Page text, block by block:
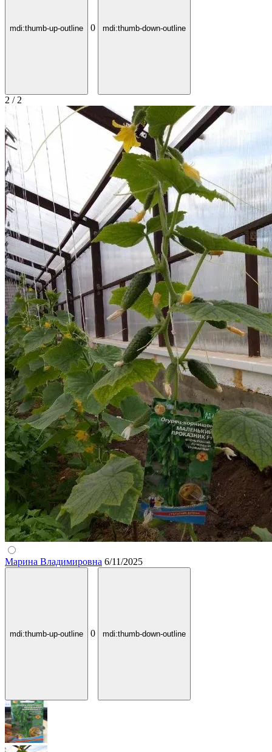
mdi:thumb-up-outline 0 mdi:thumb-down-outline
2 / 2
Марина Владимировна 6/11/2025
mdi:thumb-up-outline 0 mdi:thumb-down-outline